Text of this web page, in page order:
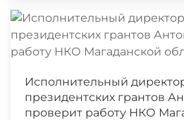
Исполнительный
президентских грантов
проверит работу НКО